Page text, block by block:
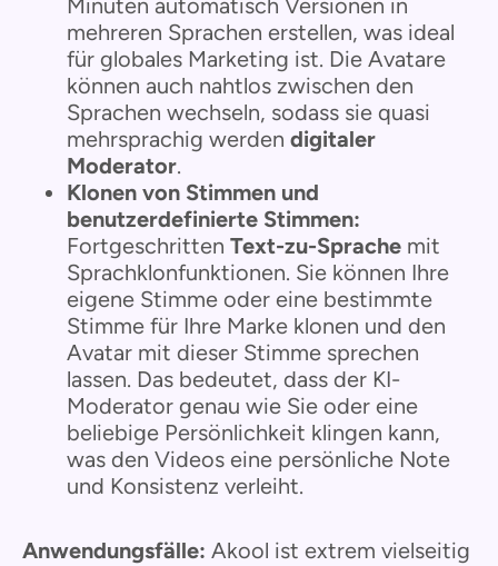
Minuten automatisch Versionen in
mehreren Sprachen erstellen, was ideal
für globales Marketing ist. Die Avatare
können auch nahtlos zwischen den
Sprachen wechseln, sodass sie quasi
mehrsprachig werden digitaler
Moderator.
Klonen von Stimmen und
benutzerdefinierte Stimmen:
Fortgeschritten Text-zu-Sprache mit
Sprachklonfunktionen. Sie können Ihre
eigene Stimme oder eine bestimmte
Stimme für Ihre Marke klonen und den
Avatar mit dieser Stimme sprechen
lassen. Das bedeutet, dass der KI-
Moderator genau wie Sie oder eine
beliebige Persönlichkeit klingen kann,
was den Videos eine persönliche Note
und Konsistenz verleiht.
Anwendungsfälle: Akool ist extrem vielseitig